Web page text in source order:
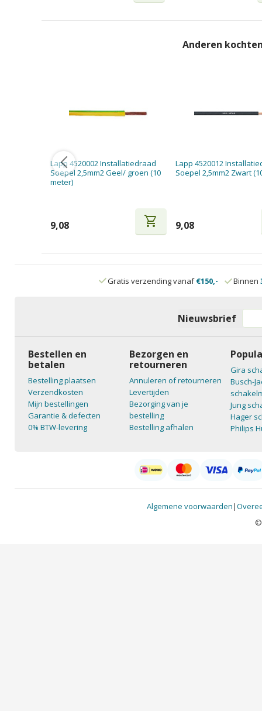
Anderen
Lapp 4520002 Installatiedraad
Soepel 2,5mm2 Geel/ groen (10
meter)
9,08 shopping_cart
Lapp 4520012
Soepel 2,5mm2 Zwart
9,08
Gratis verzending vanaf€150,- Binnen
Nieuwsbrief
Bestellen en
betalen
Bestelling plaatsen
Verzendkosten
Mijn bestellingen
Garantie & defecten
0% BTW-levering
Bezorgen en
retourneren
Annuleren of retourneren
Levertijden
Bezorging van je
bestelling
Bestelling afhalen
Gira
Busch-
Jung
Hager
Philips
Algemene voorwaarden|
©